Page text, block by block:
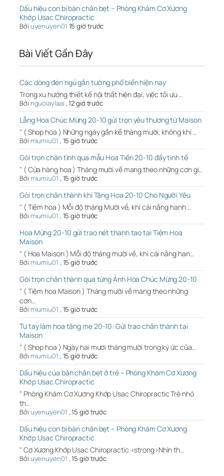
Dấu hiệu con bị bàn chân bẹt – Phòng Khám Cơ Xương
Khớp Usac Chiropractic
Bởi uyenuyen01 15 giờ trước
Bài Viết Gần Đây
Các dòng đèn ngủ gắn tường phổ biến hiện nay
Trong xu hướng thiết kế nội thất hiện đại, việc tối ưu …
Bởi nguoiaylaai,12 giờ trước
Lẵng Hoa Chúc Mừng 20-10 gửi trọn yêu thương từ Maison
" ( Shop hoa ) Những ngày gần kề tháng mười, không khí …
Bởi miumiu01 , 15 giờ trước
Gói trọn chân tình qua mẫu Hoa Tiền 20-10 đầy tinh tế
" ( Cửa hàng hoa ) Tháng mười về mang theo những cơn gi…
Bởi miumiu01 , 15 giờ trước
Gói trọn chân thành khi Tặng Hoa 20-10 Cho Người Yêu
" ( Tiệm hoa ) Mỗi độ tháng Mười về, khi cái nắng hanh …
Bởi miumiu01 , 15 giờ trước
Hoa Mừng 20-10 gửi trao nét thanh tao tại Tiệm Hoa
Maison
" ( Hoa Maison ) Mỗi độ tháng mười về, khi cái nắng han…
Bởi miumiu01 , 15 giờ trước
Gói trọn chân thành qua từng Ảnh Hoa Chúc Mừng 20-10
" ( Tiệm hoa Maison ) Tháng mười về mang theo những
cơn…
Bởi miumiu01 , 15 giờ trước
Tự tay làm hoa tặng mẹ 20-10: Gửi trao chân thành tại
Maison
" ( Shop hoa ) Ngày hai mươi tháng mười trong ký ức của…
Bởi miumiu01 , 15 giờ trước
Dấu hiệu của bàn chân bẹt ở trẻ – Phòng Khám Cơ Xương
Khớp Usac Chiropractic
" Phòng Khám Cơ Xương Khớp Usac Chiropractic Trẻ nhỏ
th…
Bởi uyenuyen01 ,15 giờ trước
Dấu hiệu con bị bàn chân bẹt – Phòng Khám Cơ Xương
Khớp Usac Chiropractic
" Cơ Xương Khớp Usac Chiropractic <strong>Nhìn th…
Bởi uyenuyen01 ,15 giờ trước